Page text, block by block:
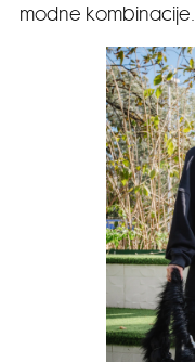
modne kombinacije.